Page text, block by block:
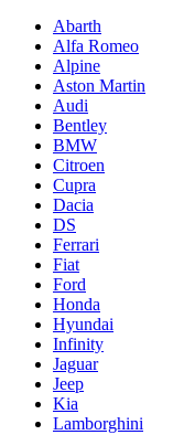
Abarth
Alfa Romeo
Alpine
Aston Martin
Audi
Bentley
BMW
Citroen
Cupra
Dacia
DS
Ferrari
Fiat
Ford
Honda
Hyundai
Infinity
Jaguar
Jeep
Kia
Lamborghini